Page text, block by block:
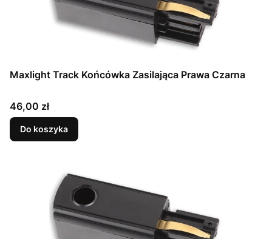
Maxlight Track Końcówka Zasilająca Prawa Czarna
Cena
46,00 zł
Do koszyka